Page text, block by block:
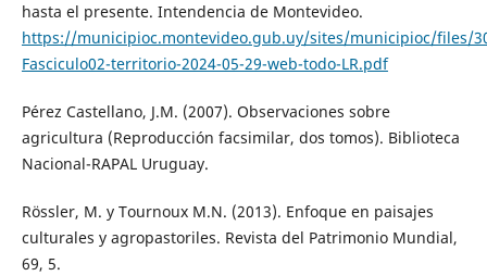
hasta el presente. Intendencia de Montevideo.
https://municipioc.montevideo.gub.uy/sites/municipioc/files/
Fasciculo02-territorio-2024-05-29-web-todo-LR.pdf
Pérez Castellano, J.M. (2007). Observaciones sobre
agricultura (Reproducción facsimilar, dos tomos). Biblioteca
Nacional-RAPAL Uruguay.
Rössler, M. y Tournoux M.N. (2013). Enfoque en paisajes
culturales y agropastoriles. Revista del Patrimonio Mundial,
69, 5.